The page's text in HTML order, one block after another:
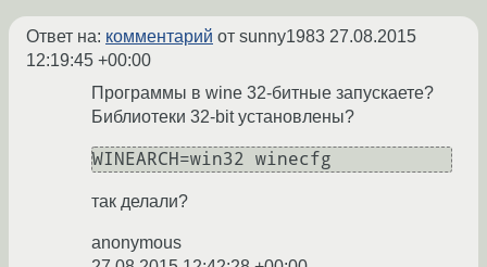
Ответ на: комментарий от sunny1983 27.08.2015
12:19:45 +00:00
Программы в wine 32-битные запускаете?
Библиотеки 32-bit установлены?
WINEARCH=win32 winecfg
так делали?
anonymous